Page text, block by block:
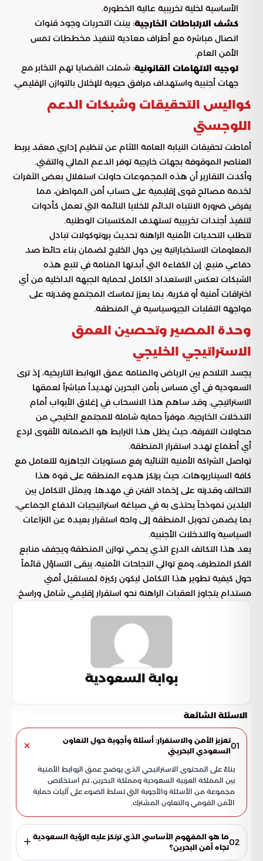
الأساسية لخلية تخريبية عالية الخطورة.
كشف الارتباطات الخارجية: بينت التحريات وجود قنوات
اتصال مباشرة مع أطراف معادية لتنفيذ مخططات تمس
الأمن العام.
توجيه الاتهامات القانونية: شملت القضايا تهم التخابر مع
جهات أجنبية واستهداف مرافق حيوية للإخلال بالتوازن الإقليمي.
كواليس التحقيقات وشبكات الدعم
اللوجستي
أماطت تحقيقات النيابة العامة اللثام عن تنظيم إداري معقد يربط
العناصر الموقوفة بجهات خارجية توفر الدعم المالي والتقني.
وأكدت التقارير أن هذه المجموعات حاولت استغلال بعض الثغرات
لخدمة مصالح قوى إقليمية على حساب أمن المواطن، مما
يفرض ضرورة الانتباه الدائم للخلايا النائمة التي تعمل كأدوات
لتنفيذ أجندات تخريبية تستهدف المكتسبات الوطنية.
تتطلب التحديات الأمنية الراهنة تحديث بروتوكولات تبادل
المعلومات الاستخباراتية بين دول الخليج لضمان بناء حائط صد
دفاعي منيع. إن الكفاءة التي أبدتها المنامة في تتبع هذه
الشبكات تعكس الاستعداد الكامل لحماية الجبهة الداخلية من أي
اختراقات أمنية أو فكرية، بما يعزز تماسك المجتمع وقدرته على
مواجهة التقلبات الجيوسياسية في المنطقة.
وحدة المصير وتحصين العمق
الاستراتيجي الخليجي
يجسد التلاحم بين الرياض والمنامة عمق الروابط التاريخية، إذ ترى
السعودية في أي مساس بأمن البحرين تهديداً مباشراً لعمقها
الاستراتيجي. وقد ساهم هذا الانسحاب في إغلاق الأبواب أمام
التدخلات الخارجية، موفراً حماية شاملة للمجتمع الخليجي من
محاولات التفرقة، حيث يظل هذا الترابط هو الضمانة الأقوى لردع
أي أطماع تهدد استقرار المنطقة.
تواصل الشراكة الأمنية الثنائية رفع مستويات الجاهزية للتعامل مع
كافة السيناريوهات، حيث يرتكز هدوء المنطقة على قوة هذا
التحالف وقدرته على إخماد الفتن في مهدها. ويمثل التكامل بين
البلدين نموذجاً يحتذى به في صياغة استراتيجيات الدفاع الجماعي،
بما يضمن تحويل المنطقة إلى واحة استقرار بعيدة عن النزاعات
السياسية والتدخلات الأجنبية.
يعد هذا التكاتف الدرع الذي يحمي توازن المنطقة ويجفف منابع
الفكر المتطرف، ومع توالي النجاحات الأمنية، يبقى التساؤل قائماً
حول كيفية تطوير هذا التكامل ليكون ركيزة لمستقبل أمني
مستدام يتجاوز العقبات الراهنة نحو استقرار إقليمي شامل وراسخ.
بوابة السعودية
الاسئلة الشائعة
01تعزيز الأمن والاستقرار: أسئلة وأجوبة حول التعاون
السعودي البحريني
بناءً على المحتوى الاستراتيجي الذي يوضح عمق الروابط الأمنية
بين المملكة العربية السعودية ومملكة البحرين، تم استخلاص
مجموعة من الأسئلة والأجوبة التي تسلط الضوء على آليات حماية
الأمن القومي والتعاون المشترك.
02ما هو المفهوم الأساسي الذي ترتكز عليه الرؤية السعودية
تجاه أمن البحرين؟